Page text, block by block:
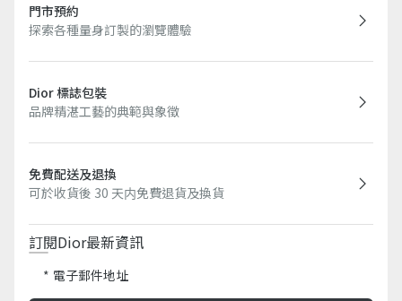
門市預約
探索各種量身訂製的瀏覽體驗
Dior 標誌包裝
品牌精湛工藝的典範與象徵
免費配送及退換
可於收貨後 30 天内免費退貨及換貨
訂閱Dior最新資訊​
電子郵件地址